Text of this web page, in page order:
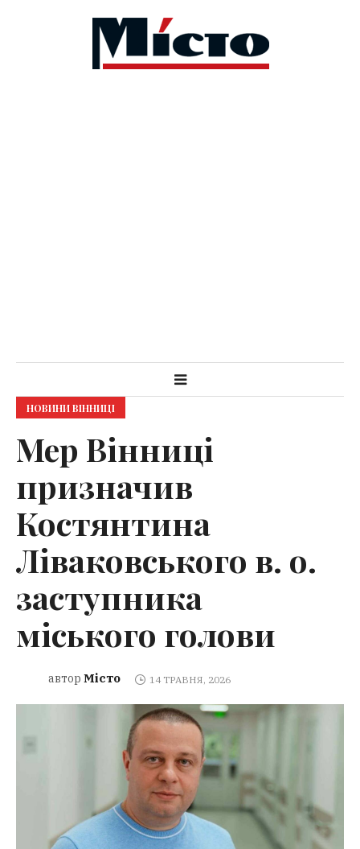
НОВИНИ ВІННИЦІ
Мер Вінниці
призначив
Костянтина
Ліваковського в. о.
заступника
міського голови
автор Місто 14 ТРАВНЯ, 2026